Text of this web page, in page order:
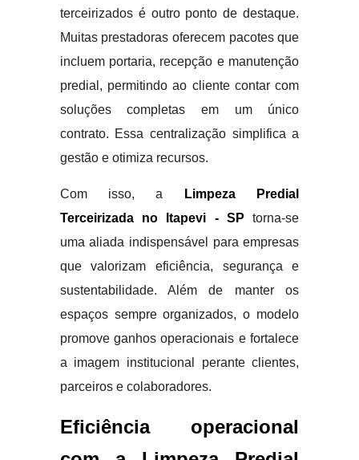
terceirizados é outro ponto de destaque.
Muitas prestadoras oferecem pacotes que
incluem portaria, recepção e manutenção
predial, permitindo ao cliente contar com
soluções completas em um único
contrato. Essa centralização simplifica a
gestão e otimiza recursos.
Com isso, a
Limpeza Predial
Terceirizada no Itapevi - SP torna-se
uma aliada indispensável para empresas
que valorizam eficiência, segurança e
sustentabilidade. Além de manter os
espaços sempre organizados, o modelo
promove ganhos operacionais e fortalece
a imagem institucional perante clientes,
parceiros e colaboradores.
Eficiência operacional